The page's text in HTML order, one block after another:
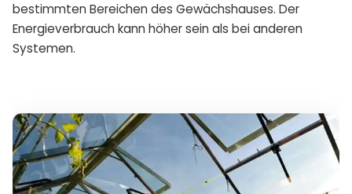
bestimmten Bereichen des Gewächshauses. Der
Energieverbrauch kann höher sein als bei anderen
Systemen.